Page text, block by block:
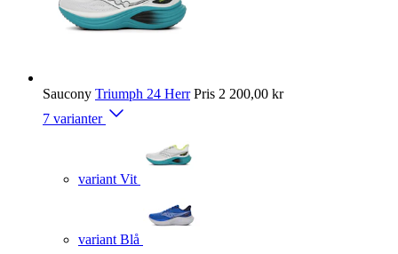
Saucony Triumph 24 Herr Pris 2 200,00 kr
7 varianter
variant Vit
variant Blå